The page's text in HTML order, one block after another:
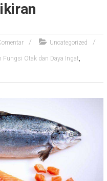
Uncategorized
Fungsi Otak dan Daya Ingat,